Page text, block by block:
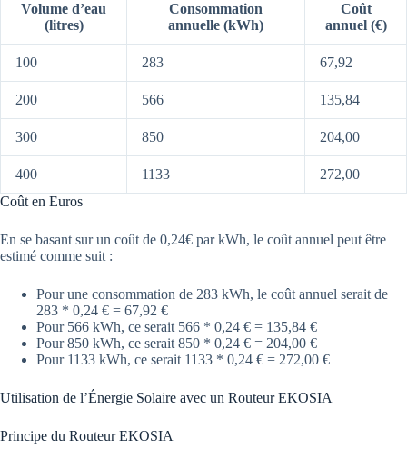
Volume d’eau
(litres)
Consommation
annuelle (kWh)
Coût
annuel (€)
100 283 67,92
200 566 135,84
300 850 204,00
400 1133
272,00
Coût en Euros
En se basant sur un coût de 0,24€ par kWh, le coût annuel peut être
estimé comme suit :
Pour une consommation de 283 kWh, le coût annuel serait de
283 * 0,24 € = 67,92 €
Pour 566 kWh, ce serait 566 * 0,24 € = 135,84 €
Pour 850 kWh, ce serait 850 * 0,24 € = 204,00 €
Pour 1133 kWh, ce serait 1133 * 0,24 € = 272,00 €
Utilisation de l’Énergie Solaire avec un Routeur EKOSIA
Principe du Routeur EKOSIA